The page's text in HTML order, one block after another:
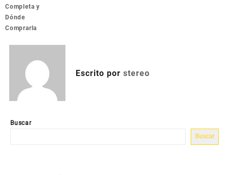
Completa y
Dónde
Comprarla
Escrito por stereo
Buscar
Buscar